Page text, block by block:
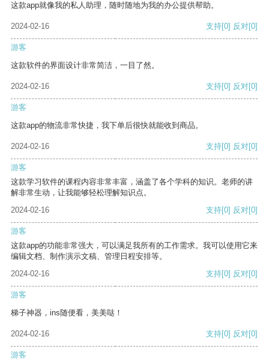
这款app就像我的私人助理，随时随地为我的办公提供帮助。
2024-02-16 支持[0] 反对[0]
游客
这款软件的界面设计非常简洁，一目了然。
2024-02-16 支持[0] 反对[0]
游客
这款app的物流非常快捷，我下单后很快就能收到商品。
2024-02-16 支持[0] 反对[0]
游客
这款学习软件的课程内容非常丰富，涵盖了各个学科的知识。老师的讲
解非常生动，让我能够轻松理解知识点。
2024-02-16
支持[0] 反对[0]
游客
这款app的功能非常强大，可以满足我所有的工作需求。我可以使用它来
编辑文档、制作演示文稿、管理日程安排等。
2024-02-16
支持[0] 反对[0]
游客
梯子神器，ins随便看，美美哒！
2024-02-16 支持[0] 反对[0]
游客